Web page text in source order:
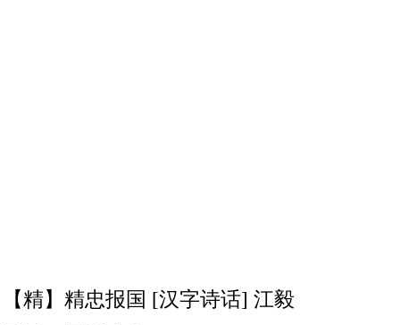
【精】精忠报国 [汉字诗话] 江毅